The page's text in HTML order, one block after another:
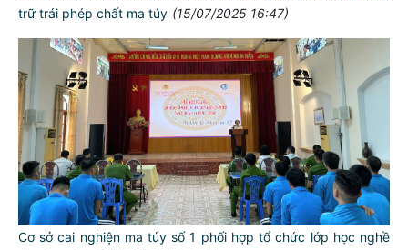
trữ trái phép chất ma túy (15/07/2025 16:47)
Cơ sở cai nghiện ma túy số 1 phối hợp tổ chức lớp học nghề